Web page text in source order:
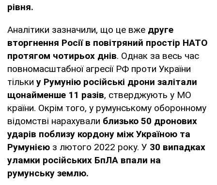
рівня.
Аналітики зазначили, що це вже друге
вторгнення Росії в повітряний простір НАТО
протягом чотирьох днів. Однак за весь час
повномасштабної агресії РФ проти України
тільки у Румунію російські дрони залітали
щонайменше 11 разів, стверджують у МО
країни. Окрім того, у румунському оборонному
відомстві нарахували близько 50 дронових
ударів поблизу кордону між Україною та
Румунією з лютого 2022 року. У 30 випадках
уламки російських БпЛА впали на
румунську землю.